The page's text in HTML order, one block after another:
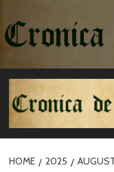
la
conținut
HOME 2025